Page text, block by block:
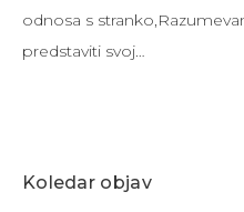
odnosa s
predstaviti svoj…
Koledar objav